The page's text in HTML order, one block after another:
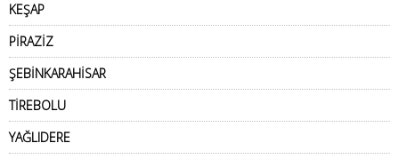
KEŞAP
PİRAZİZ
ŞEBİNKARAHİSAR
TİREBOLU
YAĞLIDERE